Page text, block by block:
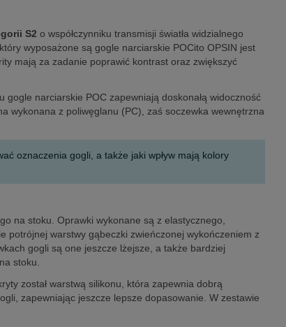
S2 o współczynniku transmisji światła widzialnego
wyposażone są gogle narciarskie POCito OPSIN jest
mają za zadanie poprawić kontrast oraz zwiększyć
gogle narciarskie POC zapewniają doskonałą widoczność
wykonana z poliwęglanu (PC), zaś soczewka wewnętrzna
oznaczenia gogli, a także jaki wpływ mają kolory
na stoku. Oprawki wykonane są z elastycznego,
potrójnej warstwy gąbeczki zwieńczonej wykończeniem z
gogli są one jeszcze lżejsze, a także bardziej
stoku.
został warstwą silikonu, która zapewnia dobrą
zapewniając jeszcze lepsze dopasowanie. W zestawie